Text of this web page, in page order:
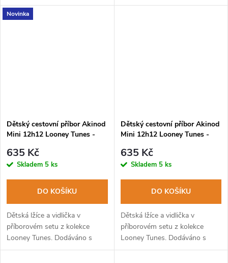
pevným PP pouzdrem. Lze mýt
v myčce na nádobí.
pevným PP pouzdrem. Lze mýt
Novinka
Dětský cestovní příbor Akinod
Mini 12h12 Looney Tunes -
635 Kč
Skladem 5 ks
DO KOŠÍKU
Dětská lžíce a vidlička v
příborovém setu z kolekce
Looney Tunes. Dodáváno s
pevným PP pouzdrem. Lze mýt
Dětský cestovní příbor Akinod
Mini 12h12 Looney Tunes -
635 Kč
Skladem 5 ks
DO KOŠÍKU
Dětská lžíce a vidlička v
příborovém setu z kolekce
Looney Tunes. Dodáváno s
pevným PP pouzdrem. Lze mýt